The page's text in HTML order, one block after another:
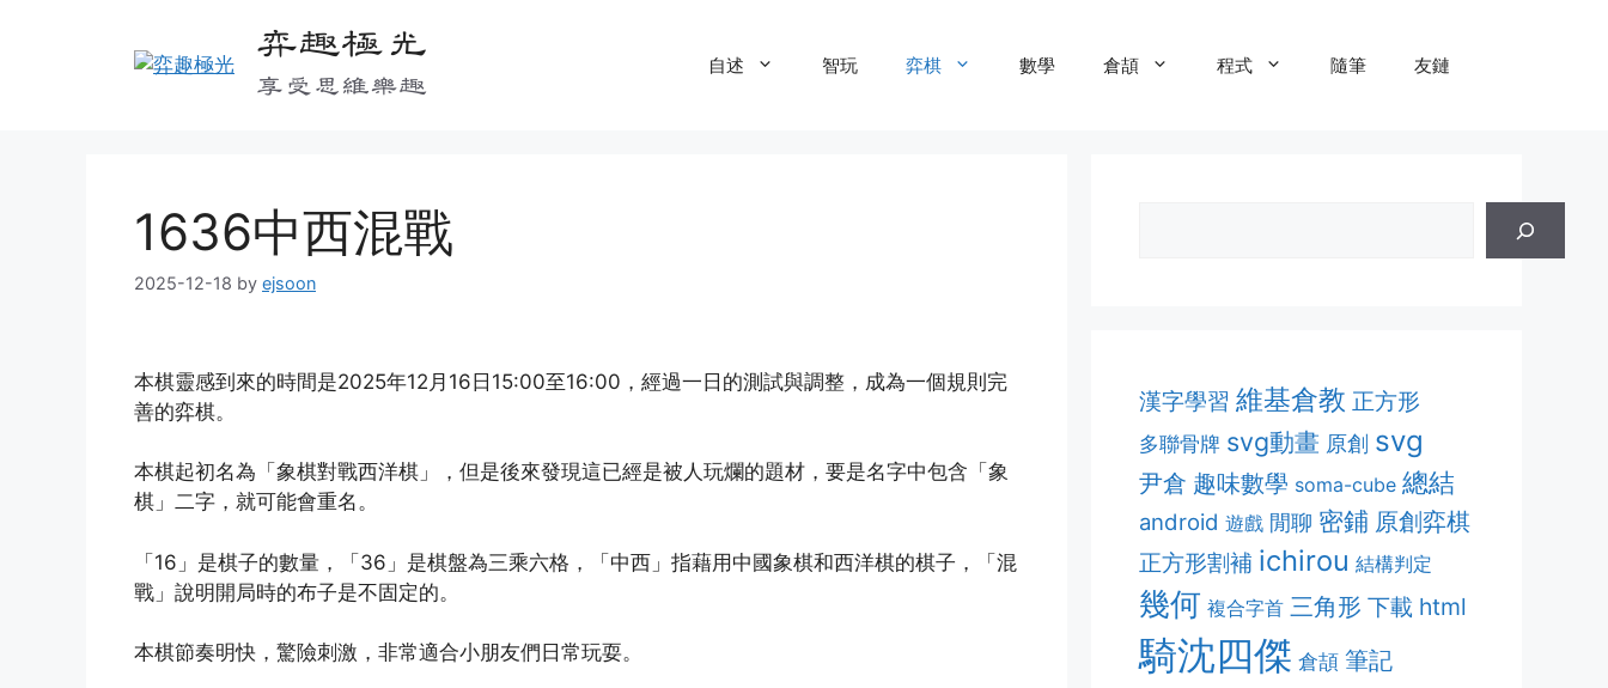
弈趣極光
享受思維樂趣
自述 智玩 弈棋 數學 倉頡 程式 隨筆 友鏈
1636中西混戰
2025-12-18 by ejsoon
本棋靈感到來的時間是2025年12月16日15:00至16:00，經過一日的測試與調整，成為一個規則完
善的弈棋。
本棋起初名為「象棋對戰西洋棋」，但是後來發現這已經是被人玩爛的題材，要是名字中包含「象
棋」二字，就可能會重名。
「16」是棋子的數量，「36」是棋盤為三乘六格，「中西」指藉用中國象棋和西洋棋的棋子，「混
戰」說明開局時的布子是不固定的。
本棋節奏明快，驚險刺激，非常適合小朋友們日常玩耍。
漢字學習 維基倉教 正方形
多聯骨牌 svg動畫 原創 svg
尹倉 趣味數學 soma-cube 總結
android 遊戲 閒聊 密鋪 原創弈棋
正方形割補 ichirou 結構判定
幾何 複合字首 三角形 下載 html
騎沈四傑 倉頡 筆記